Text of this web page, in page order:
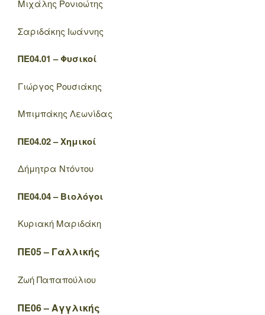
Μιχάλης Ρονιοώτης
Σαριδάκης Ιωάννης
ΠΕ04.01 – Φυσικοί
Γιώργος Ρουσιάκης
Μπιμπάκης Λεωνίδας
ΠΕ04.02 – Χημικοί
Δήμητρα Ντόντου
ΠΕ04.04 – Βιολόγοι
Κυριακή Μαριδάκη
ΠΕ05 – Γαλλικής
Ζωή Παπαπούλιου
ΠΕ06 – Αγγλικής